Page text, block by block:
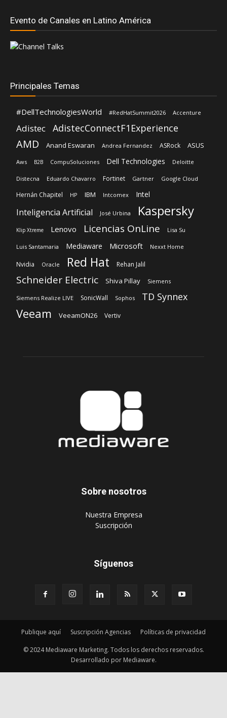
Evento de Canales en Latino América
Principales Temas
#DellTechnologiesWorld #RedHatSummit2026 Accenture
Adistec AdistecConnectF1Experience
AMD Anand Eswaran Andrea Fernandez ASRock ASUS
Aws B2B CompuSoluciones Dell Technologies Deloitte
Distecna Eduardo Chavarro Fortinet Gartner Google Cloud
Hernán Chapitel HP IBM Intcomex Intel
Inteligencia Artificial José Urbina Kaspersky
Klip Xtreme Lenovo Licencias OnLine Lisa Su
Luis Santamaria Mediaware Microsoft Nexxt Home
Nvidia Oracle Red Hat Rehan Jalil
Schneider Electric Shiva Pillay Siemens
Siemens Realize LIVE SonicWall Sophos TD Synnex
Veeam VeeamON26 Vertiv
Sobre nosotros
‎Nuestra Empresa
‎Suscripción
Síguenos
Publique aquí Suscripción Agencias Políticas de privacidad
© 2024 Mediaware Marketing. Todos los derechos reservados.
Desarrollado por Mediaware.